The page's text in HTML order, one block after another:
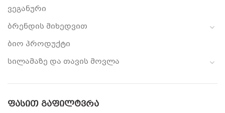
ვეგანური
ბრენდის მიხედვით
ბიო პროდუქტი
სილამაზე და თავის მოვლა
ᲤᲐᲡᲘᲗ ᲒᲐᲤᲘᲚᲢᲕᲠᲐ